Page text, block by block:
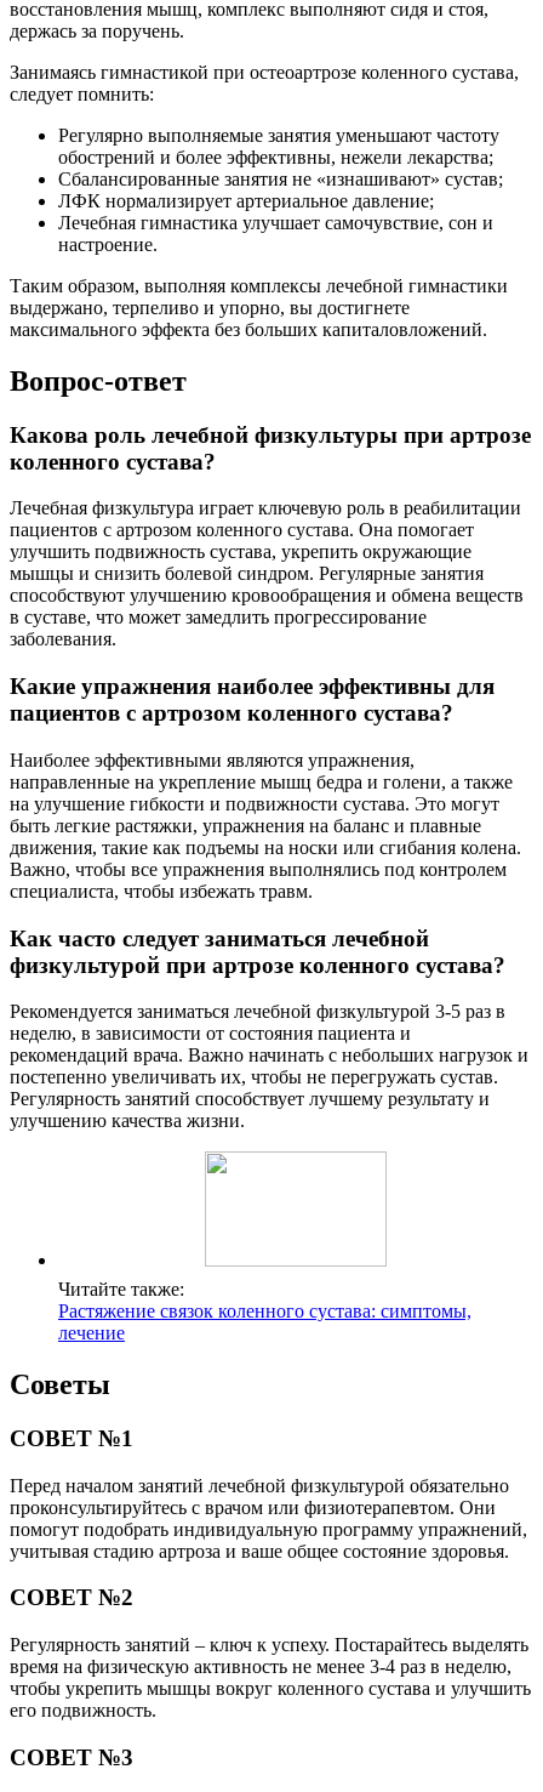
восстановления мышц, комплекс выполняют сидя и стоя,
держась за поручень.
Занимаясь гимнастикой при остеоартрозе коленного сустава,
следует помнить:
Регулярно выполняемые занятия уменьшают частоту
обострений и более эффективны, нежели лекарства;
Сбалансированные занятия не «изнашивают» сустав;
ЛФК нормализирует артериальное давление;
Лечебная гимнастика улучшает самочувствие, сон и
настроение.
Таким образом, выполняя комплексы лечебной гимнастики
выдержано, терпеливо и упорно, вы достигнете
максимального эффекта без больших капиталовложений.
Вопрос-ответ
Какова роль лечебной физкультуры при артрозе
коленного сустава?
Лечебная физкультура играет ключевую роль в реабилитации
пациентов с артрозом коленного сустава. Она помогает
улучшить подвижность сустава, укрепить окружающие
мышцы и снизить болевой синдром. Регулярные занятия
способствуют улучшению кровообращения и обмена веществ
в суставе, что может замедлить прогрессирование
заболевания.
Какие упражнения наиболее эффективны для
пациентов с артрозом коленного сустава?
Наиболее эффективными являются упражнения,
направленные на укрепление мышц бедра и голени, а также
на улучшение гибкости и подвижности сустава. Это могут
быть легкие растяжки, упражнения на баланс и плавные
движения, такие как подъемы на носки или сгибания колена.
Важно, чтобы все упражнения выполнялись под контролем
специалиста, чтобы избежать травм.
Как часто следует заниматься лечебной
физкультурой при артрозе коленного сустава?
Рекомендуется заниматься лечебной физкультурой 3-5 раз в
неделю, в зависимости от состояния пациента и
рекомендаций врача. Важно начинать с небольших нагрузок и
постепенно увеличивать их, чтобы не перегружать сустав.
Регулярность занятий способствует лучшему результату и
улучшению качества жизни.
Читайте также:
Растяжение связок коленного сустава: симптомы,
лечение
Советы
СОВЕТ №1
Перед началом занятий лечебной физкультурой обязательно
проконсультируйтесь с врачом или физиотерапевтом. Они
помогут подобрать индивидуальную программу упражнений,
учитывая стадию артроза и ваше общее состояние здоровья.
СОВЕТ №2
Регулярность занятий – ключ к успеху. Постарайтесь выделять
время на физическую активность не менее 3-4 раз в неделю,
чтобы укрепить мышцы вокруг коленного сустава и улучшить
его подвижность.
СОВЕТ №3